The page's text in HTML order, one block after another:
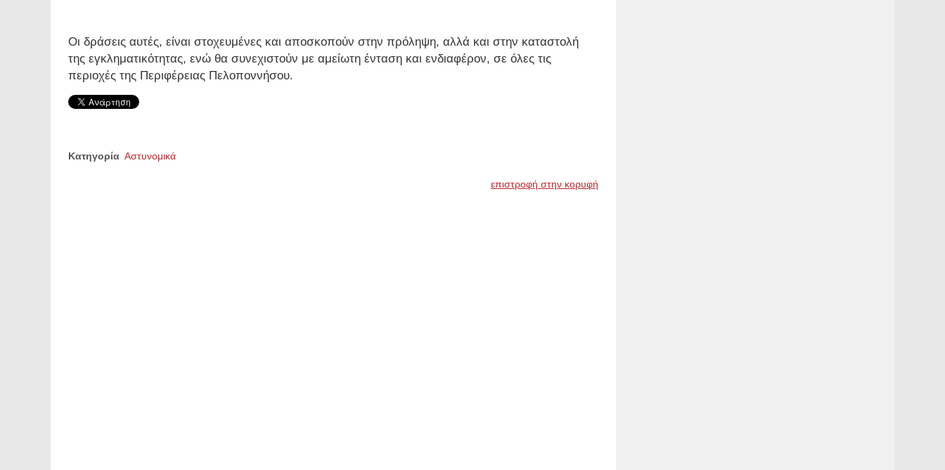
Οι δράσεις αυτές, είναι στοχευμένες και αποσκοπούν στην πρόληψη, αλλά και στην καταστολή
της εγκληματικότητας, ενώ θα συνεχιστούν με αμείωτη ένταση και ενδιαφέρον, σε όλες τις
περιοχές της Περιφέρειας Πελοποννήσου.
Κατηγορία Αστυνομικά
επιστροφή στην κορυφή